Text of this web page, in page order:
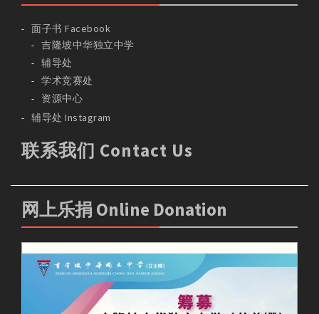
面子书 Facebook
吉隆坡中华独立中学
辅导处
学术竞赛处
资源中心
辅导处 Instagram
联系我们 Contact Us
网上乐捐 Online Donation